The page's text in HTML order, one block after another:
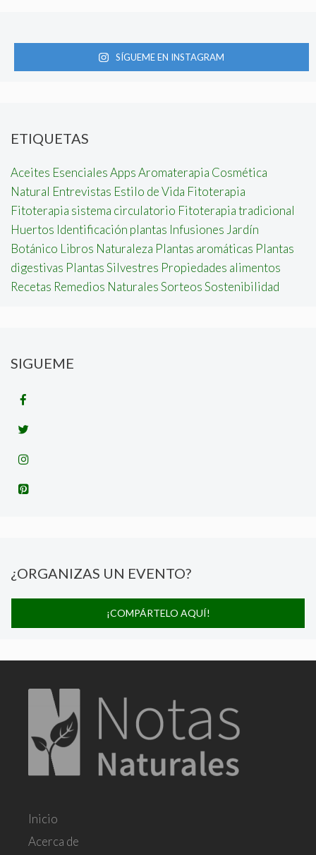
SÍGUEME EN INSTAGRAM
ETIQUETAS
Aceites EsencialesAppsAromaterapia Cosmética
Natural Entrevistas Estilo de Vida Fitoterapia
Fitoterapia sistema circulatorio Fitoterapia tradicional
Huertos Identificación plantas Infusiones Jardín
Botánico Libros Naturaleza Plantas aromáticas Plantas
digestivas Plantas Silvestres Propiedades alimentos
Recetas Remedios NaturalesSorteosSostenibilidad
SIGUEME
¿ORGANIZAS UN EVENTO?
¡COMPÁRTELO AQUÍ!
Inicio
Acerca de